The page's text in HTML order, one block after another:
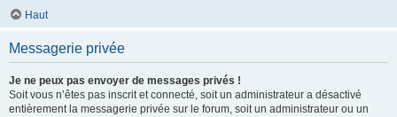
Haut
Messagerie privée
Je ne peux pas envoyer de messages privés !
Soit vous n’êtes pas inscrit et connecté, soit un administrateur a désactivé
entièrement la messagerie privée sur le forum, soit un administrateur ou un